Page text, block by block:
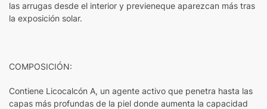
las arrugas desde el interior y previeneque aparezcan más tras
la exposición solar.
COMPOSICIÓN:
Contiene Licocalcón A, un agente activo que penetra hasta las
capas más profundas de la piel donde aumenta la capacidad